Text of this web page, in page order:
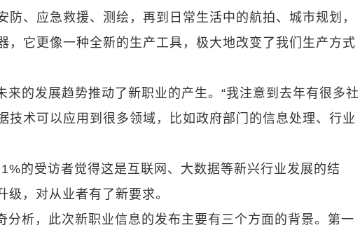
、应急救援、测绘，再到日常生活中的航拍、城市规划，
，它更像一种全新的生产工具，极大地改变了我们生产方式
的发展趋势推动了新职业的产生。“我注意到去年有很多社
技术可以应用到很多领域，比如政府部门的信息处理、行业
的受访者觉得这是互联网、大数据等新兴行业发展的结
，对从业者有了新要求。
分析，此次新职业信息的发布主要有三个方面的背景。第一